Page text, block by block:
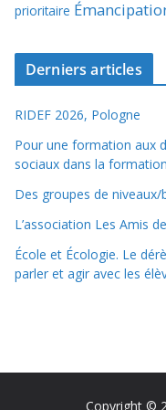
prioritaire
Derniers articles
RIDEF 2026, Pologne
Pour une formation aux
sociaux dans la
Des groupes de niveaux/
L’association Les Amis
École et Écologie. Le
parler et agir avec les
Copyright ©